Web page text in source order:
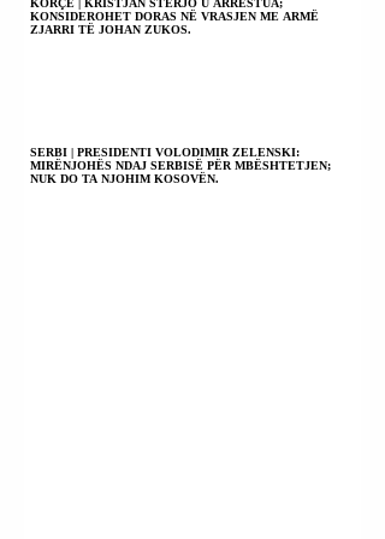
KORÇË | KRISTJAN STERJO U ARRESTUA;
KONSIDEROHET DORAS NË VRASJEN ME ARMË
ZJARRI TË JOHAN ZUKOS.
SERBI | PRESIDENTI VOLODIMIR ZELENSKI:
MIRËNJOHËS NDAJ SERBISË PËR MBËSHTETJEN;
NUK DO TA NJOHIM KOSOVËN.